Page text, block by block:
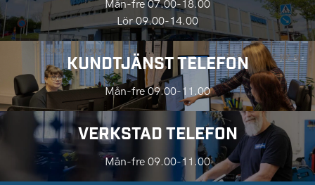
Mån-fre 07.00-18.00
Lör 09.00-14.00
KUNDTJÄNST TELEFON
Mån-fre 09.00-11.00
VERKSTAD TELEFON
Mån-fre 09.00-11.00